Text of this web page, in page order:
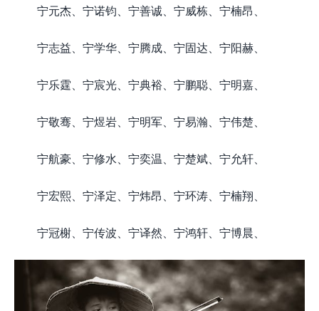
宁元杰、宁诺钧、宁善诚、宁威栋、宁楠昂、
宁志益、宁学华、宁腾成、宁固达、宁阳赫、
宁乐霆、宁宸光、宁典裕、宁鹏聪、宁明嘉、
宁敬骞、宁煜岩、宁明军、宁易瀚、宁伟楚、
宁航豪、宁修水、宁奕温、宁楚斌、宁允轩、
宁宏熙、宁泽定、宁炜昂、宁环涛、宁楠翔、
宁冠榭、宁传波、宁译然、宁鸿轩、宁博晨、